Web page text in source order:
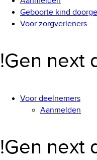
Geboorte kind
Voor zorgverleners
!Gen next
Voor deelnemers
Aanmelden
!Gen next